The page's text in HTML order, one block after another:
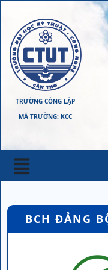
TRƯỜNG CÔNG LẬP
MÃ TRƯỜNG: KCC
BCH ĐẢNG